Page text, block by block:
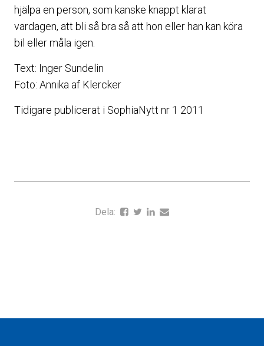
hjälpa en person, som kanske knappt klarat
vardagen, att bli så bra så att hon eller han kan köra
bil eller måla igen.
Text: Inger Sundelin
Foto: Annika af Klercker
Tidigare publicerat i SophiaNytt nr 1 2011
Dela: